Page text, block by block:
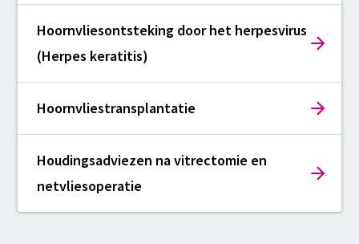
Hoornvliesontsteking door het herpesvirus
(Herpes keratitis)
Hoornvliestransplantatie
Houdingsadviezen na vitrectomie en
netvliesoperatie